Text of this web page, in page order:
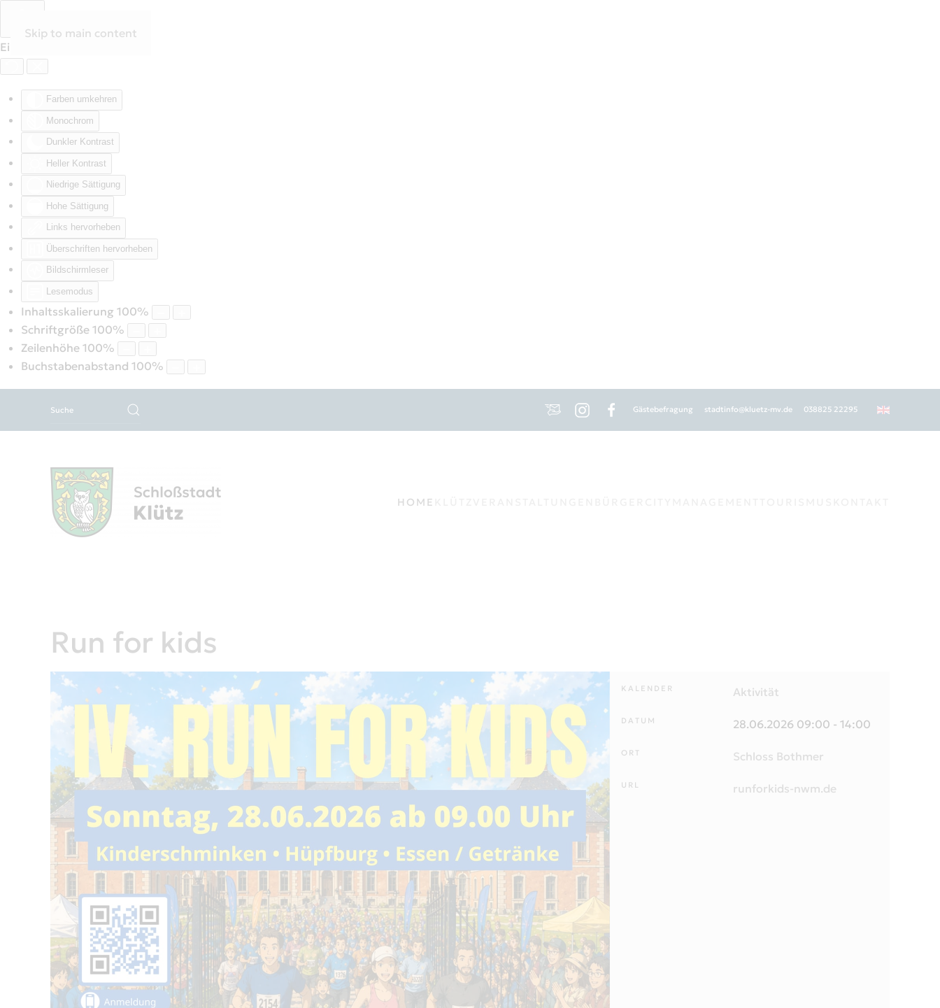
Eingabehilfen öffnen
Farben umkehren
Monochrom
Dunkler Kontrast
Heller Kontrast
Niedrige Sättigung
Hohe Sättigung
Links hervorheben
Überschriften hervorheben
Bildschirmleser
Lesemodus
Inhaltsskalierung 100%
Schriftgröße 100%
Zeilenhöhe 100%
Buchstabenabstand 100%
Skip to main content
Gästebefragung stadtinfo@kluetz-mv.de 038825 22295
HOME
Run for kids
KALENDER Aktivität
DATUM 28.06.2026 09:00 - 14:00
ORT Schloss Bothmer
URL runforkids-nwm.de